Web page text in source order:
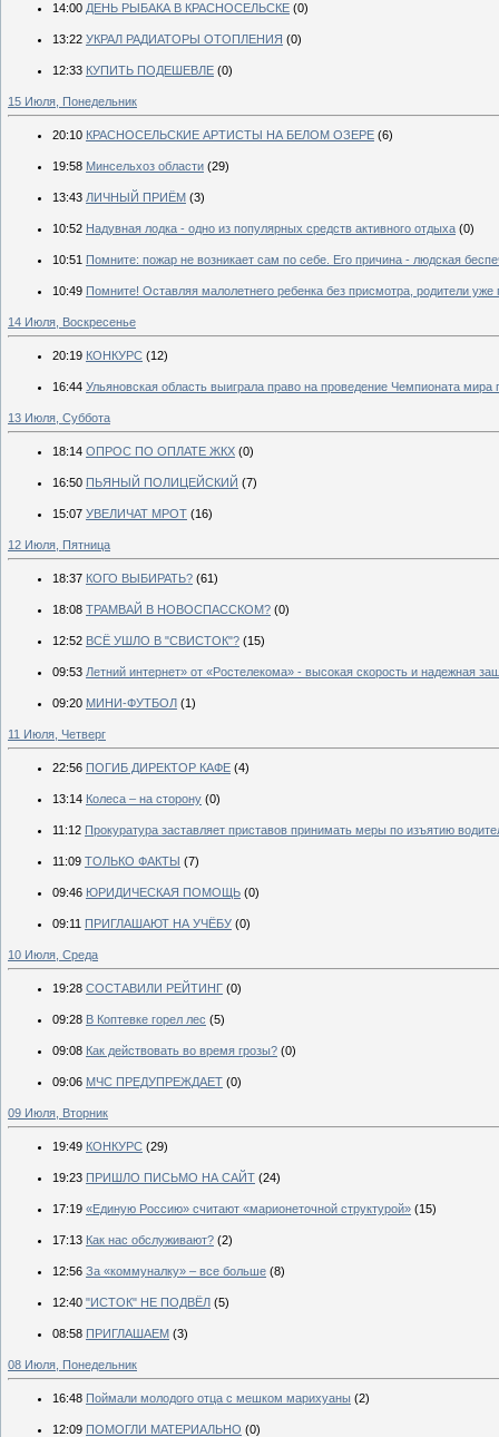
14:00 ДЕНЬ РЫБАКА В КРАСНОСЕЛЬСКЕ (0)
13:22 УКРАЛ РАДИАТОРЫ ОТОПЛЕНИЯ (0)
12:33 КУПИТЬ ПОДЕШЕВЛЕ (0)
15 Июля, Понедельник
20:10 КРАСНОСЕЛЬСКИЕ АРТИСТЫ НА БЕЛОМ ОЗЕРЕ (6)
19:58 Минсельхоз области (29)
13:43 ЛИЧНЫЙ ПРИЁМ (3)
10:52 Надувная лодка - одно из популярных средств активного отдыха (0)
10:51 Помните: пожар не возникает сам по себе. Его причина - людская
10:49 Помните! Оставляя малолетнего ребенка без присмотра, родители уже
14 Июля, Воскресенье
20:19 КОНКУРС (12)
16:44 Ульяновская область выиграла право на проведение Чемпионата
13 Июля, Суббота
18:14 ОПРОС ПО ОПЛАТЕ ЖКХ (0)
16:50 ПЬЯНЫЙ ПОЛИЦЕЙСКИЙ (7)
15:07 УВЕЛИЧАТ МРОТ (16)
12 Июля, Пятница
18:37 КОГО ВЫБИРАТЬ? (61)
18:08 ТРАМВАЙ В НОВОСПАССКОМ? (0)
12:52 ВСЁ УШЛО В "СВИСТОК"? (15)
09:53 Летний интернет» от «Ростелекома» - высокая скорость и надежная
09:20 МИНИ-ФУТБОЛ (1)
11 Июля, Четверг
22:56 ПОГИБ ДИРЕКТОР КАФЕ (4)
13:14 Колеса – на сторону (0)
11:12 Прокуратура заставляет приставов принимать меры по изъятию
11:09 ТОЛЬКО ФАКТЫ (7)
09:46 ЮРИДИЧЕСКАЯ ПОМОЩЬ (0)
09:11 ПРИГЛАШАЮТ НА УЧЁБУ (0)
10 Июля, Среда
19:28 СОСТАВИЛИ РЕЙТИНГ (0)
09:28 В Коптевке горел лес (5)
09:08 Как действовать во время грозы? (0)
09:06 МЧС ПРЕДУПРЕЖДАЕТ (0)
09 Июля, Вторник
19:49 КОНКУРС (29)
19:23 ПРИШЛО ПИСЬМО НА САЙТ (24)
17:19 «Единую Россию» считают «марионеточной структурой» (15)
17:13 Как нас обслуживают? (2)
12:56 За «коммуналку» – все больше (8)
12:40 "ИСТОК" НЕ ПОДВЁЛ (5)
08:58 ПРИГЛАШАЕМ (3)
08 Июля, Понедельник
16:48 Поймали молодого отца с мешком марихуаны (2)
12:09 ПОМОГЛИ МАТЕРИАЛЬНО (0)